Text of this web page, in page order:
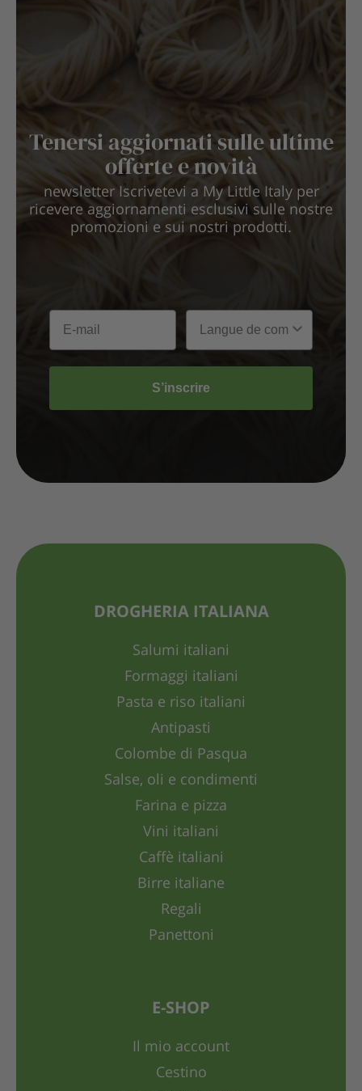
Tenersi aggiornati sulle ultime
offerte e novità
newsletter Iscrivetevi a My Little Italy per
ricevere aggiornamenti esclusivi sulle nostre
promozioni e sui nostri prodotti.
S’inscrire
DROGHERIA ITALIANA
Salumi italiani
Formaggi italiani
Pasta e riso italiani
Antipasti
Colombe di Pasqua
Salse, oli e condimenti
Farina e pizza
Vini italiani
Caffè italiani
Birre italiane
Regali
Panettoni
E-SHOP
Il mio account
Cestino